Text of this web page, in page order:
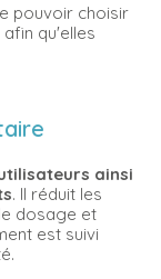
pouvoir choisir
qu'elles
ainsi
. Il réduit les
dosage et
est suivi